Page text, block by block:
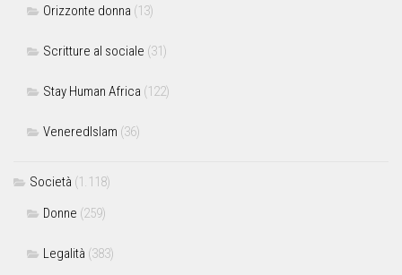
Orizzonte donna (13)
Scritture al sociale (31)
Stay Human Africa (122)
VeneredIslam (36)
Società (1.118)
Donne (259)
Legalità (383)